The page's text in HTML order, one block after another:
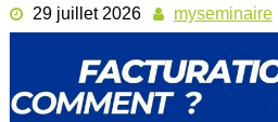
29 juillet 2026 myseminaire